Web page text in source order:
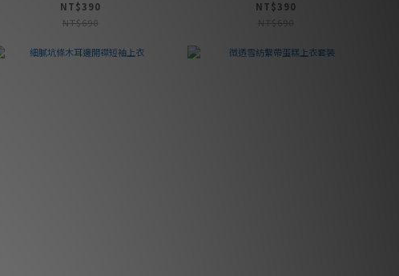
NT$390
NT$690
NT$390
NT$690